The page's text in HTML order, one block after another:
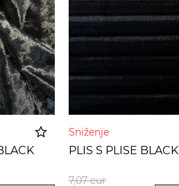
Sniženje
PLIS S PLISE BLACK
7,07eur